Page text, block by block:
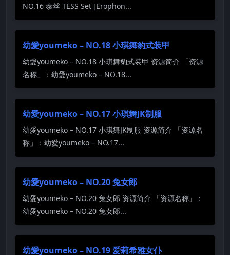
NO.16 泰丝 TESS Set [Erophon...
幼愛youmeko – NO.18 小琪舞豹式装甲
幼愛youmeko – NO.18 小琪舞豹式装甲 资源简介 「资源
名称」：幼愛youmeko – NO.18...
幼愛youmeko – NO.17 小琪舞JK制服
幼愛youmeko – NO.17 小琪舞JK制服 资源简介 「资源名
称」：幼愛youmeko – NO.17...
幼愛youmeko – NO.20 兔女郎
幼愛youmeko – NO.20 兔女郎 资源简介 「资源名称」：
幼愛youmeko – NO.20 兔女郎...
幼愛youmeko – NO.19 爱莉希雅女仆